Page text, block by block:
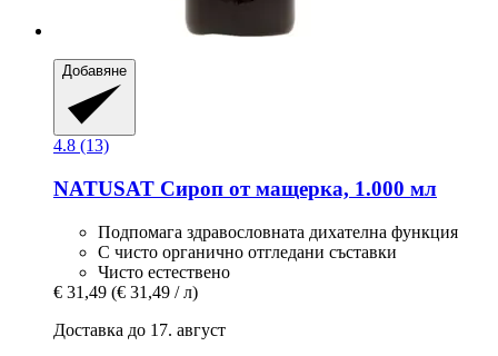
Добавяне
4.8 (13)
NATUSAT Сироп от мащерка, 1.000 мл
Подпомага здравословната дихателна функция
С чисто органично отгледани съставки
Чисто естествено
€ 31,49 (€ 31,49 / л)
Доставка до 17. август